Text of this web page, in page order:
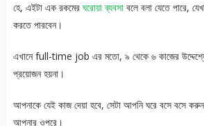
হে, এইটা এক রকমের ঘরোয়া ব্যবসা বলে বলা যেতে পারে,
করতে পারবেন।
এখানে full-time job এর মতো, ৯ থেকে ৬ কাজের
প্রয়োজন হয়না।
আপনাকে যেই কাজ দেয়া হবে, সেটা আপনি ঘরে বসে বসে করুন
আপনার ওপরে।